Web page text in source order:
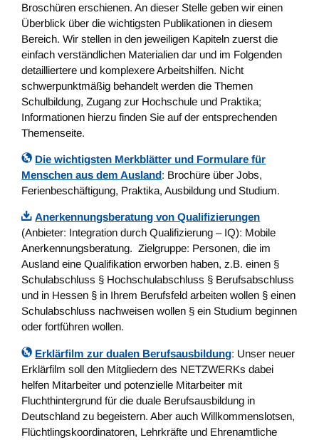
Broschüren erschienen. An dieser Stelle geben wir einen
Überblick über die wichtigsten Publikationen in diesem
Bereich. Wir stellen in den jeweiligen Kapiteln zuerst die
einfach verständlichen Materialien dar und im Folgenden
detailliertere und komplexere Arbeitshilfen. Nicht
schwerpunktmäßig behandelt werden die Themen
Schulbildung, Zugang zur Hochschule und Praktika;
Informationen hierzu finden Sie auf der entsprechenden
Themenseite.
Die wichtigsten Merkblätter und Formulare für
Menschen aus dem Ausland: Brochüre über Jobs,
Ferienbeschäftigung, Praktika, Ausbildung und Studium.
Anerkennungsberatung von Qualifizierungen
(Anbieter: Integration durch Qualifizierung – IQ): Mobile
Anerkennungsberatung. Zielgruppe: Personen, die im
Ausland eine Qualifikation erworben haben, z.B. einen §
Schulabschluss § Hochschulabschluss § Berufsabschluss
und in Hessen § in Ihrem Berufsfeld arbeiten wollen § einen
Schulabschluss nachweisen wollen § ein Studium beginnen
oder fortführen wollen.
Erklärfilm zur dualen Berufsausbildung: Unser neuer
Erklärfilm soll den Mitgliedern des NETZWERKs dabei
helfen Mitarbeiter und potenzielle Mitarbeiter mit
Fluchthintergrund für die duale Berufsausbildung in
Deutschland zu begeistern. Aber auch Willkommenslotsen,
Flüchtlingskoordinatoren, Lehrkräfte und Ehrenamtliche